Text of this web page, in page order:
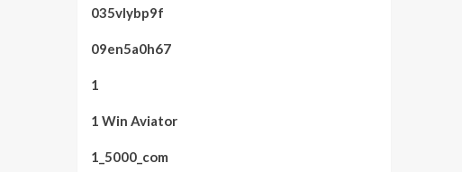
035vlybp9f
09en5a0h67
1
1 Win Aviator
1_5000_com